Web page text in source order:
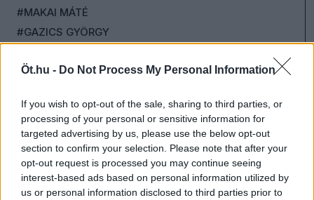
Öt.hu - Do Not Process My Personal Information
If you wish to opt-out of the sale, sharing to third parties, or
processing of your personal or sensitive information for
targeted advertising by us, please use the below opt-out
section to confirm your selection. Please note that after your
opt-out request is processed you may continue seeing
interest-based ads based on personal information utilized by
us or personal information disclosed to third parties prior to
#MAKAI MÁTÉ
#GAZICS GYÖRGY
#ÖT
#KISS NOÉMI
#DÉNES FERENC
#PAPP LÁSZLÓ TAMÁS
#TOROCZKAY ANDRÁS
#KERT ATTILA